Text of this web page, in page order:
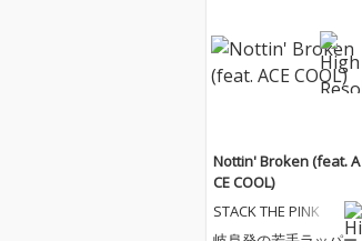
Nottin' Broken (feat. A
CE COOL)
STACK THE PINK